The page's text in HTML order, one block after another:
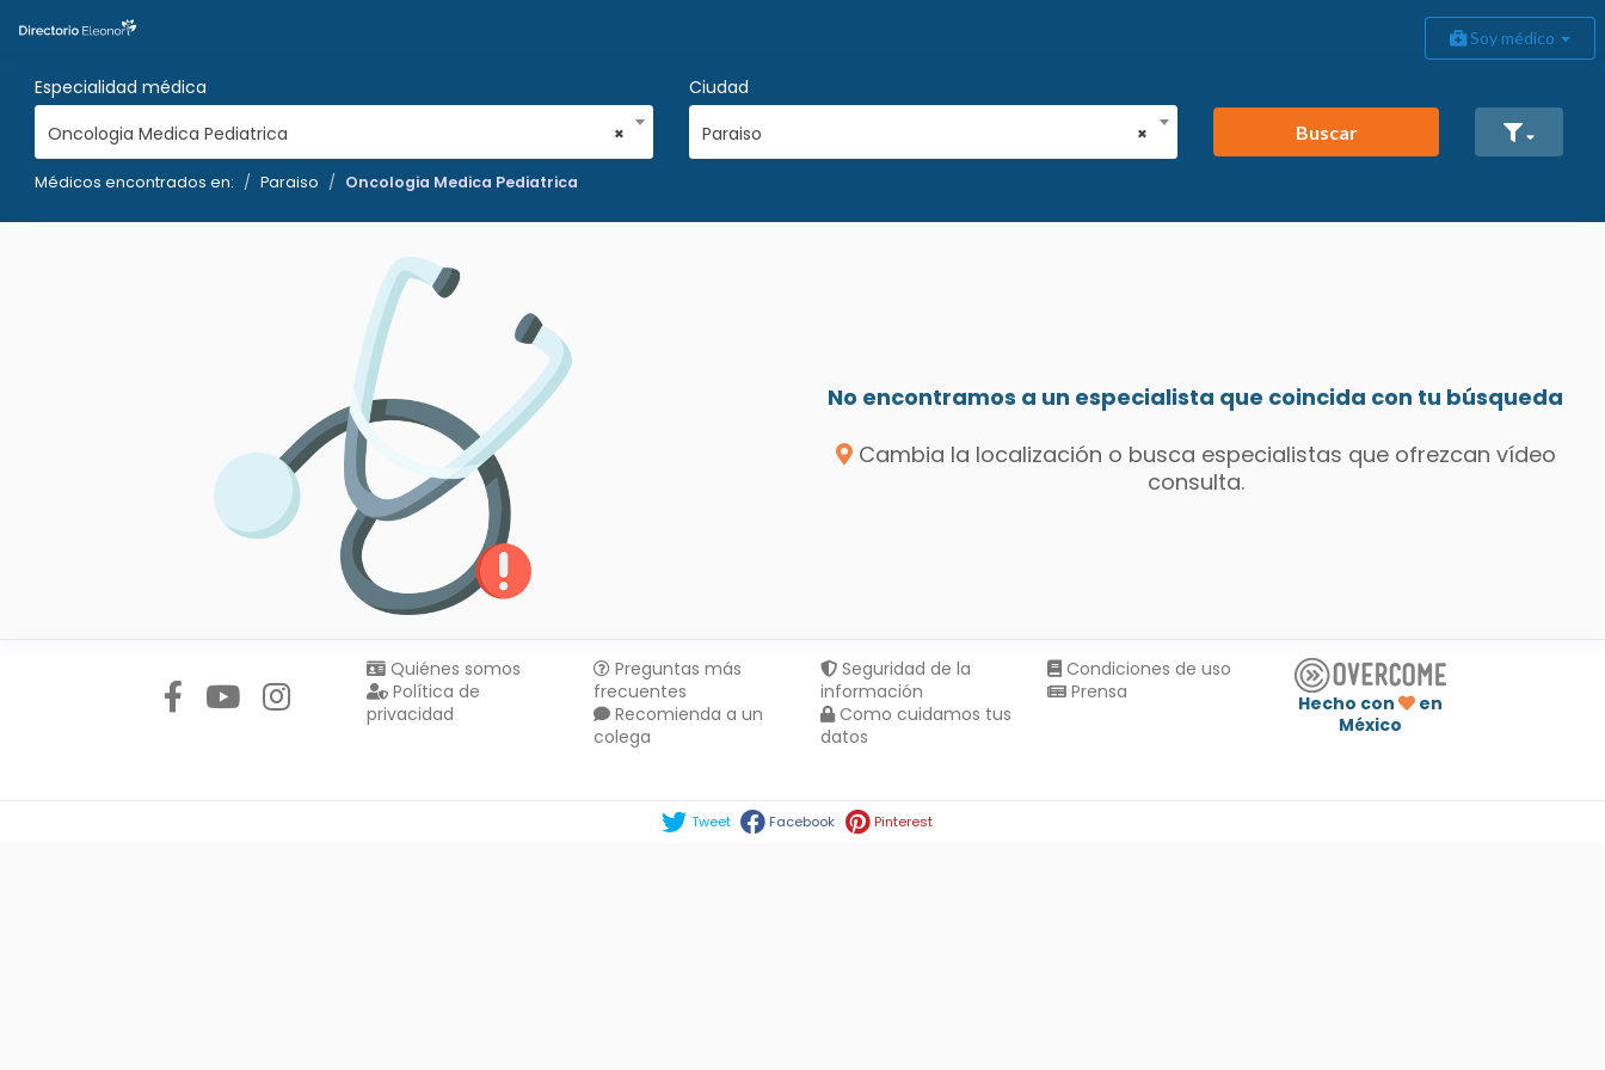
Soy médico
Especialidad médica
×
Oncologia Medica Pediatrica
Ciudad
×
Paraiso Buscar
Médicos encontrados en: Paraiso Oncologia Medica Pediatrica
No encontramos a un especialista que coincida con tu búsqueda
Cambia la localización o busca especialistas que ofrezcan vídeo
consulta.
Quiénes somos
Política de
privacidad
Preguntas más
frecuentes
Recomienda a un
colega
Seguridad de la
información
Como cuidamos tus
datos
Condiciones de uso
Prensa
Hecho con
en
México
Tweet Facebook Pinterest